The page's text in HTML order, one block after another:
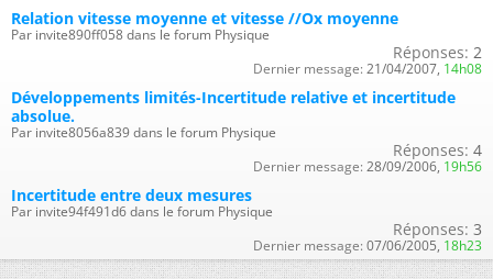
Relation vitesse moyenne et vitesse //Ox moyenne
Par invite890ff058 dans le forum Physique
Réponses: 2
Dernier message: 21/04/2007, 14h08
Développements limités-Incertitude relative et incertitude
absolue.
Par invite8056a839 dans le forum Physique
Réponses: 4
Dernier message: 28/09/2006, 19h56
Incertitude entre deux mesures
Par invite94f491d6 dans le forum Physique
Réponses: 3
Dernier message: 07/06/2005, 18h23